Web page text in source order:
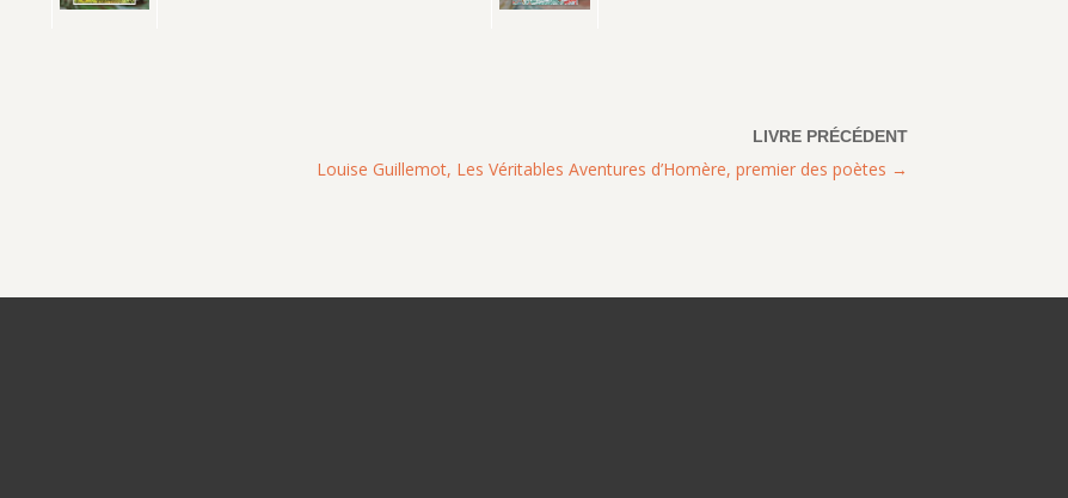
Louise Guillemot, Les Véritables Aventures d’Homère, premier des poètes